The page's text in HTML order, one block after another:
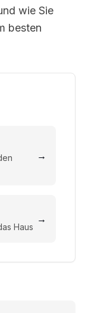
wie Sie
besten
→
Haus
→